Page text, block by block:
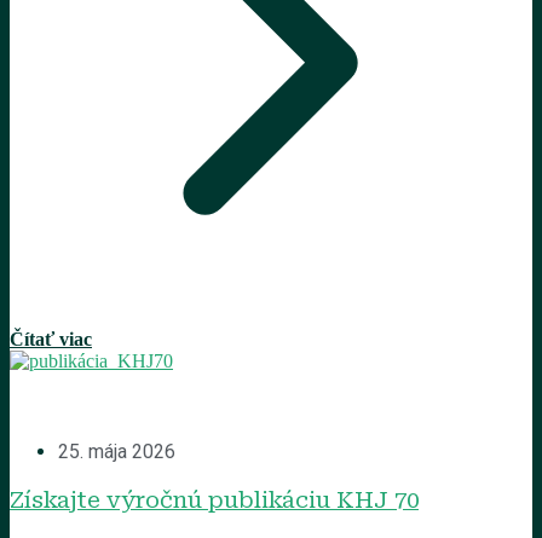
Čítať viac
25. mája 2026
Získajte výročnú publikáciu KHJ 70